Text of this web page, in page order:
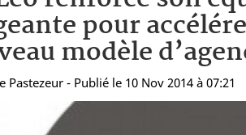
pour
modèle
Pastezeur - Publié le 10 Nov 2014 à 07:21